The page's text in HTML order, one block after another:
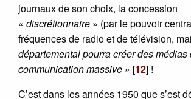
journaux de son choix, la concession
« discrétionnaire » (par le pouvoir
fréquences de radio et de télévision,
départemental pourra créer des médias
communication massive » [12] !
C’est dans les années 1950 que s’est